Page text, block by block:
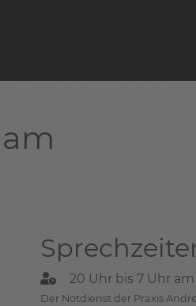
20 Uhr bis 7 Uhr
Der Notdienst der Praxis